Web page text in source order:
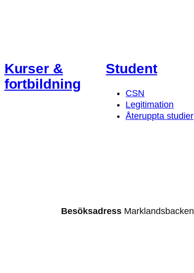
Kurser &
fortbildning
Student
CSN
Legitimation
Återuppta studier
Besöksadress